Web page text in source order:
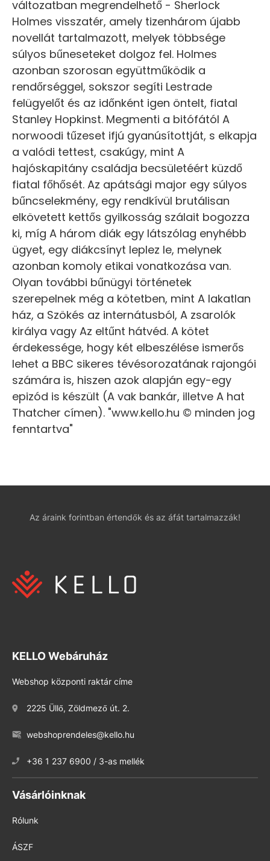
változatban megrendelhető - Sherlock
Holmes visszatér, amely tizenhárom újabb
novellát tartalmazott, melyek többsége
súlyos bűneseteket dolgoz fel. Holmes
azonban szorosan együttműködik a
rendőrséggel, sokszor segíti Lestrade
felügyelőt és az időnként igen öntelt, fiatal
Stanley Hopkinst. Megmenti a bitófától A
norwoodi tűzeset ifjú gyanúsítottját, s elkapja
a valódi tettest, csakúgy, mint A
hajóskapitány családja becsületéért küzdő
fiatal főhősét. Az apátsági major egy súlyos
bűncselekmény, egy rendkívül brutálisan
elkövetett kettős gyilkosság szálait bogozza
ki, míg A három diák egy látszólag enyhébb
ügyet, egy diákcsínyt leplez le, melynek
azonban komoly etikai vonatkozása van.
Olyan további bűnügyi történetek
szerepelnek még a kötetben, mint A lakatlan
ház, a Szökés az internátusból, A zsarolók
királya vagy Az eltűnt hátvéd. A kötet
érdekessége, hogy két elbeszélése ismerős
lehet a BBC sikeres tévésorozatának rajongói
számára is, hiszen azok alapján egy-egy
epizód is készült (A vak bankár, illetve A hat
Thatcher címen). "www.kello.hu © minden jog
fenntartva"
Az áraink forintban értendők és az áfát tartalmazzák!
KELLO Webáruház
Webshop központi raktár címe
2225 Üllő, Zöldmező út. 2.
webshoprendeles@kello.hu
+36 1 237 6900 / 3-as mellék
Vásárlóinknak
Rólunk
ÁSZF